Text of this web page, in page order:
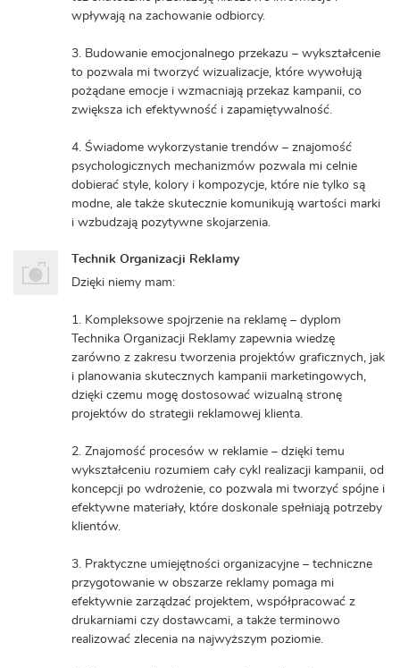
wpływają na zachowanie odbiorcy.
3. Budowanie emocjonalnego przekazu – wykształcenie
to pozwala mi tworzyć wizualizacje, które wywołują
pożądane emocje i wzmacniają przekaz kampanii, co
zwiększa ich efektywność i zapamiętywalność.
4. Świadome wykorzystanie trendów – znajomość
psychologicznych mechanizmów pozwala mi celnie
dobierać style, kolory i kompozycje, które nie tylko są
modne, ale także skutecznie komunikują wartości marki
i wzbudzają pozytywne skojarzenia.
Technik Organizacji Reklamy
Dzięki niemy mam:
1. Kompleksowe spojrzenie na reklamę – dyplom
Technika Organizacji Reklamy zapewnia wiedzę
zarówno z zakresu tworzenia projektów graficznych, jak
i planowania skutecznych kampanii marketingowych,
dzięki czemu mogę dostosować wizualną stronę
projektów do strategii reklamowej klienta.
2. Znajomość procesów w reklamie – dzięki temu
wykształceniu rozumiem cały cykl realizacji kampanii, od
koncepcji po wdrożenie, co pozwala mi tworzyć spójne i
efektywne materiały, które doskonale spełniają potrzeby
klientów.
3. Praktyczne umiejętności organizacyjne – techniczne
przygotowanie w obszarze reklamy pomaga mi
efektywnie zarządzać projektem, współpracować z
drukarniami czy dostawcami, a także terminowo
realizować zlecenia na najwyższym poziomie.